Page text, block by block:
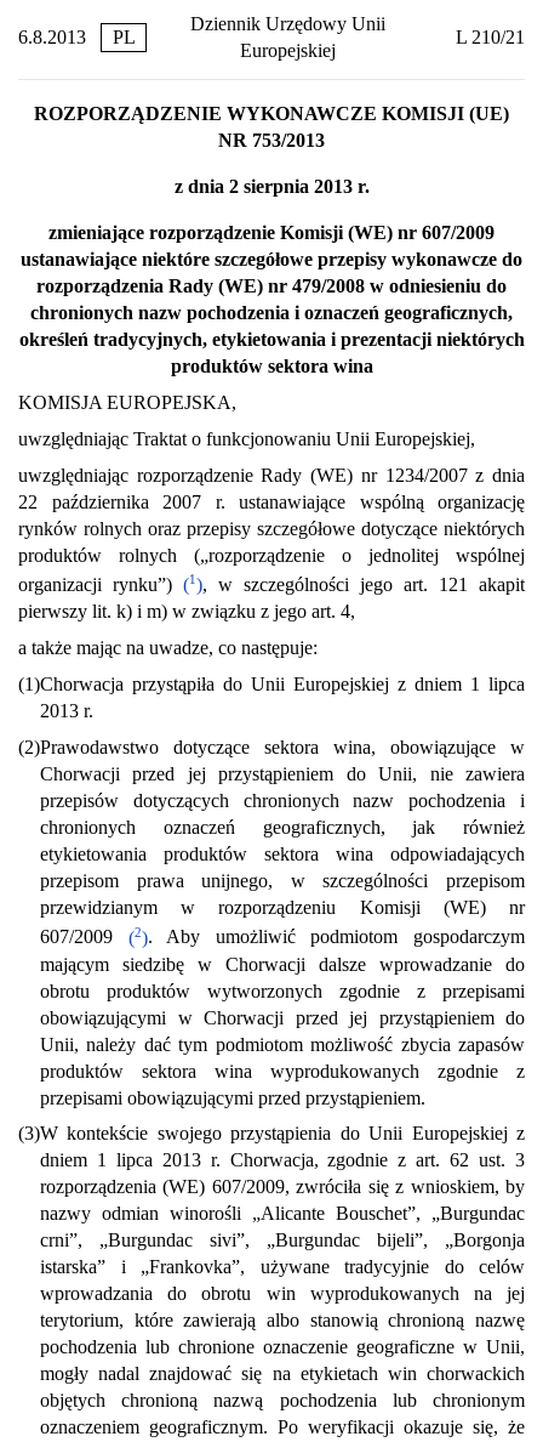
6.8.2013 PL
Dziennik Urzędowy Unii
Europejskiej
L 210/21
ROZPORZĄDZENIE WYKONAWCZE KOMISJI (UE)
NR 753/2013
z dnia 2 sierpnia 2013 r.
zmieniające rozporządzenie Komisji (WE) nr 607/2009
ustanawiające niektóre szczegółowe przepisy wykonawcze do
rozporządzenia Rady (WE) nr 479/2008 w odniesieniu do
chronionych nazw pochodzenia i oznaczeń geograficznych,
określeń tradycyjnych, etykietowania i prezentacji niektórych
produktów sektora wina
KOMISJA EUROPEJSKA,
uwzględniając Traktat o funkcjonowaniu Unii Europejskiej,
uwzględniając rozporządzenie Rady (WE) nr 1234/2007 z dnia
22 października 2007 r. ustanawiające wspólną organizację
rynków rolnych oraz przepisy szczegółowe dotyczące niektórych
produktów rolnych („rozporządzenie o jednolitej wspólnej
organizacji rynku”) (1), w szczególności jego art. 121 akapit
pierwszy lit. k) i m) w związku z jego art. 4,
a także mając na uwadze, co następuje:
(1)Chorwacja przystąpiła do Unii Europejskiej z dniem 1 lipca
2013 r.
(2)Prawodawstwo dotyczące sektora wina, obowiązujące w
Chorwacji przed jej przystąpieniem do Unii, nie zawiera
przepisów dotyczących chronionych nazw pochodzenia i
chronionych oznaczeń geograficznych, jak również
etykietowania produktów sektora wina odpowiadających
przepisom prawa unijnego, w szczególności przepisom
przewidzianym w rozporządzeniu Komisji (WE) nr
607/2009 (2). Aby umożliwić podmiotom gospodarczym
mającym siedzibę w Chorwacji dalsze wprowadzanie do
obrotu produktów wytworzonych zgodnie z przepisami
obowiązującymi w Chorwacji przed jej przystąpieniem do
Unii, należy dać tym podmiotom możliwość zbycia zapasów
produktów sektora wina wyprodukowanych zgodnie z
przepisami obowiązującymi przed przystąpieniem.
(3)W kontekście swojego przystąpienia do Unii Europejskiej z
dniem 1 lipca 2013 r. Chorwacja, zgodnie z art. 62 ust. 3
rozporządzenia (WE) 607/2009, zwróciła się z wnioskiem, by
nazwy odmian winorośli „Alicante Bouschet”, „Burgundac
crni”, „Burgundac sivi”, „Burgundac bijeli”, „Borgonja
istarska” i „Frankovka”, używane tradycyjnie do celów
wprowadzania do obrotu win wyprodukowanych na jej
terytorium, które zawierają albo stanowią chronioną nazwę
pochodzenia lub chronione oznaczenie geograficzne w Unii,
mogły nadal znajdować się na etykietach win chorwackich
objętych chronioną nazwą pochodzenia lub chronionym
oznaczeniem geograficznym. Po weryfikacji okazuje się, że